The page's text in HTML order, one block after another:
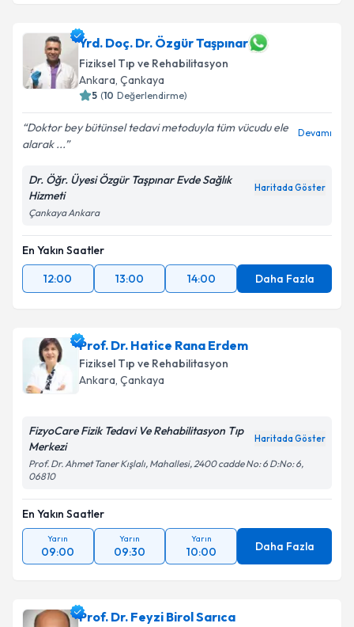
takvim hazırlandığında e-posta ile bilgilendireceğiz.
E-posta Adresiniz
kapsamda işlenmesini kabul ediyorum.
Takvim Talebini Gönder
Yrd. Doç. Dr. Özgür Taşpınar
Fiziksel Tıp ve Rehabilitasyon
Ankara, Çankaya
5 (10 Değerlendirme)
Doktor bey bütünsel tedavi metoduyla tüm vücudu ele
alarak ...
Devamı
Dr. Öğr. Üyesi Özgür Taşpınar Evde Sağlık
Hizmeti
Haritada Göster
Çankaya Ankara
En Yakın Saatler
12:00
13:00 14:00 Daha Fazla
Prof. Dr. Hatice Rana Erdem
Fiziksel Tıp ve Rehabilitasyon
Ankara, Çankaya
FizyoCare Fizik Tedavi Ve Rehabilitasyon Tıp
Merkezi
Haritada Göster
Prof. Dr. Ahmet Taner Kışlalı, Mahallesi, 2400 cadde No: 6 D:No: 6,
06810
En Yakın Saatler
Yarın
09:00
Yarın
09:30
Yarın
10:00 Daha Fazla
Prof. Dr. Feyzi Birol Sarıca